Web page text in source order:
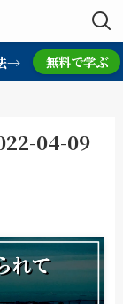
→ 無料で学ぶ
04-09